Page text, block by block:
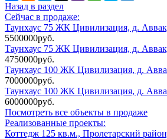
Назад в раздел
Сейчас в продаже:
Таунхаус 75 ЖК Цивилизация, д.
5500000руб.
Таунхаус 75 ЖК Цивилизация, д.
4750000руб.
Таунхаус 100 ЖК Цивилизация, д.
7000000руб.
Таунхаус 100 ЖК Цивилизация, д.
6000000руб.
Посмотреть все объекты в продаже
Реализованные проекты:
Коттедж 125 кв.м., Пролетарский